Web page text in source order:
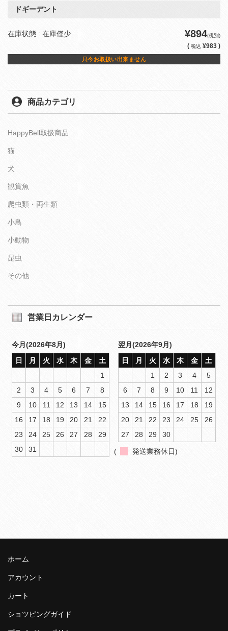
ドギーデント
在庫状態 : 在庫僅少 ¥894(税別)
( 税込 ¥983 )
只今お取扱い出来ません
商品カテゴリ
HappyBell取扱商品
猫
犬
観賞魚
爬虫類・両生類
小鳥
小動物
昆虫
その他
営業日カレンダー
今月(2026年8月)
日
月 火 水 木 金
土
1
2
3 4 5 6 7
8
9
10 11 12 13 14
15
16
17 18 19 20 21
22
23
24 25 26 27 28
29
30
31
翌月(2026年9月)
日
月 火 水 木 金
土
1
2 3 4
5
6
7 8 9 10 11
12
13
14 15 16 17 18
19
20
21 22 23 24 25
26
27
28 29 30
( 発送業務休日)
ホーム
アカウント
カート
ショツピングガイド